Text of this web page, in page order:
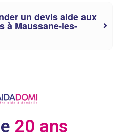
un devis aide aux
à Maussane-les-
20 ans